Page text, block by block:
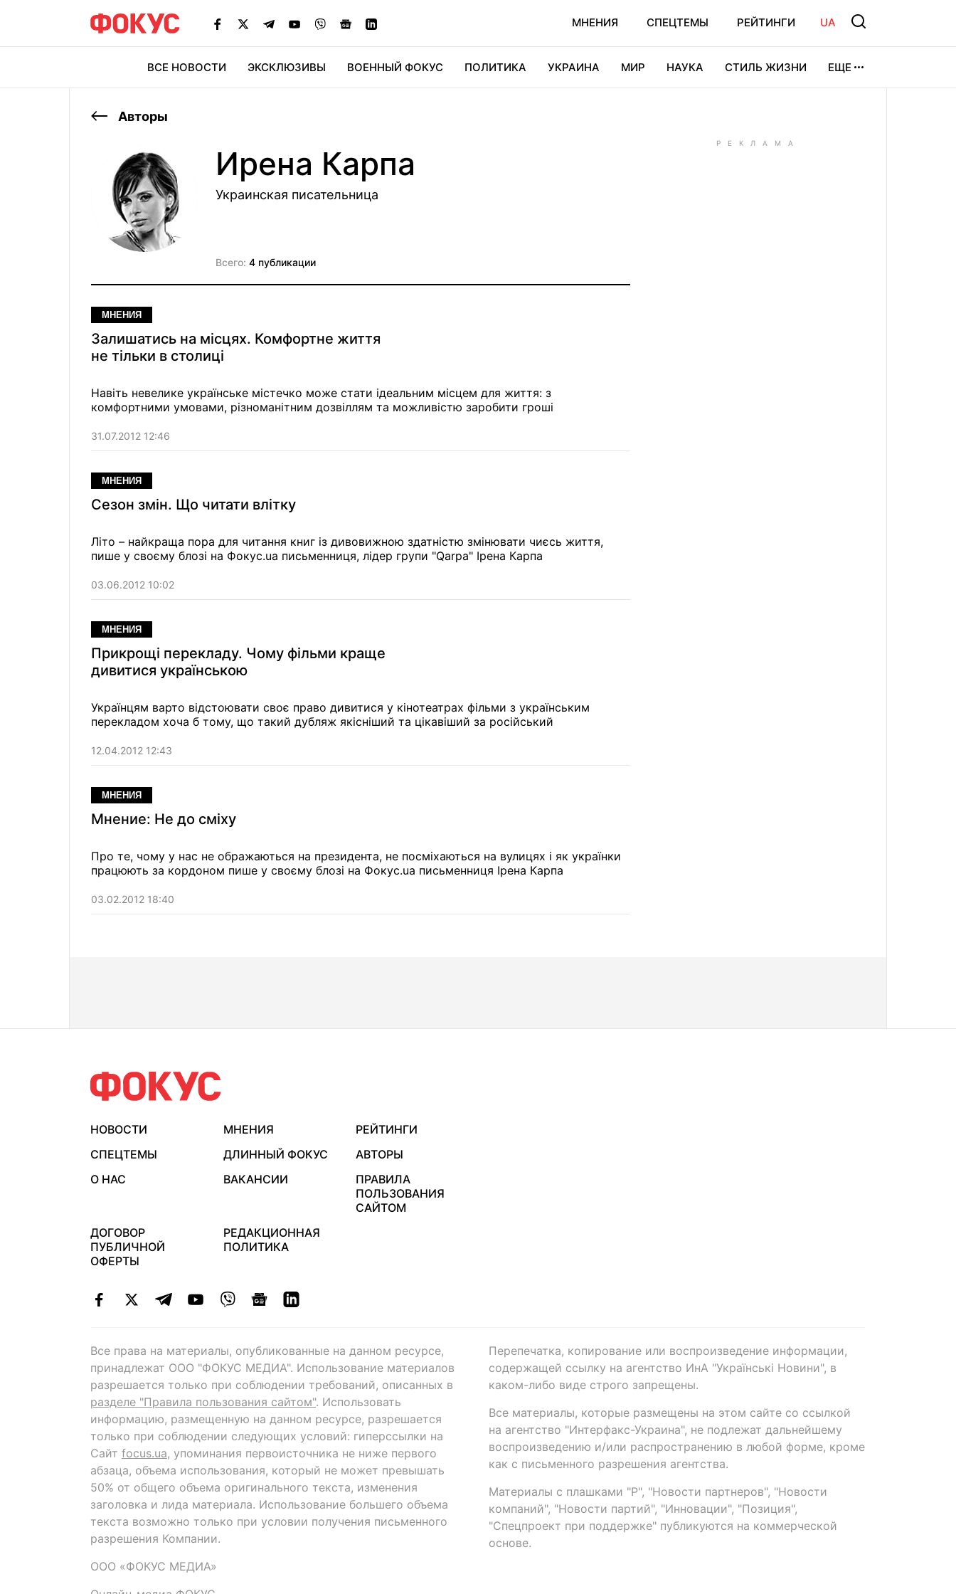
МНЕНИЯ СПЕЦТЕМЫ РЕЙТИНГИ UA
ВСЕ НОВОСТИ ЭКСКЛЮЗИВЫ ВОЕННЫЙ ФОКУС ПОЛИТИКА УКРАИНА МИР НАУКА СТИЛЬ ЖИЗНИ ЕЩЕ
Авторы
Ирена Карпа
Украинская писательница
Всего: 4 публикации
МНЕНИЯ
Залишатись на місцях. Комфортне життя
не тільки в столиці
Навіть невелике українське містечко може стати ідеальним місцем для життя: з
комфортними умовами, різноманітним дозвіллям та можливістю заробити гроші
31.07.2012 12:46
МНЕНИЯ
Сезон змін. Що читати влітку
Літо – найкраща пора для читання книг із дивовижною здатністю змінювати чиєсь життя,
пише у своєму блозі на Фокус.ua письменниця, лідер групи "Qarpa" Ірена Карпа
03.06.2012 10:02
МНЕНИЯ
Прикрощі перекладу. Чому фільми краще
дивитися українською
Українцям варто відстоювати своє право дивитися у кінотеатрах фільми з українським
перекладом хоча б тому, що такий дубляж якісніший та цікавіший за російський
12.04.2012 12:43
МНЕНИЯ
Мнение: Не до сміху
Про те, чому у нас не ображаються на президента, не посміхаються на вулицях і як українки
працюють за кордоном пише у своєму блозі на Фокус.ua письменниця Ірена Карпа
03.02.2012 18:40
НОВОСТИ МНЕНИЯ
РЕЙТИНГИ
СПЕЦТЕМЫ
ДЛИННЫЙ ФОКУС
АВТОРЫ
О НАС
ВАКАНСИИ
ПРАВИЛА
ПОЛЬЗОВАНИЯ
САЙТОМ
ДОГОВОР
ПУБЛИЧНОЙ
ОФЕРТЫ
РЕДАКЦИОННАЯ
ПОЛИТИКА
Все права на материалы, опубликованные на данном ресурсе,
принадлежат ООО "ФОКУС МЕДИА". Использование материалов
разрешается только при соблюдении требований, описанных в
разделе "Правила пользования сайтом". Использовать
информацию, размещенную на данном ресурсе, разрешается
только при соблюдении следующих условий: гиперссылки на
Сайт focus.ua, упоминания первоисточника не ниже первого
абзаца, объема использования, который не может превышать
50% от общего объема оригинального текста, изменения
заголовка и лида материала. Использование большего объема
текста возможно только при условии получения письменного
разрешения Компании.
ООО «ФОКУС МЕДИА»
Перепечатка, копирование или воспроизведение информации,
содержащей ссылку на агентство ИнА "Українські Новини", в
каком-либо виде строго запрещены.
Все материалы, которые размещены на этом сайте со ссылкой
на агентство "Интерфакс-Украина", не подлежат дальнейшему
воспроизведению и/или распространению в любой форме, кроме
как с письменного разрешения агентства.
Материалы с плашками "Р", "Новости партнеров", "Новости
компаний", "Новости партий", "Инновации", "Позиция",
"Спецпроект при поддержке" публикуются на коммерческой
основе.